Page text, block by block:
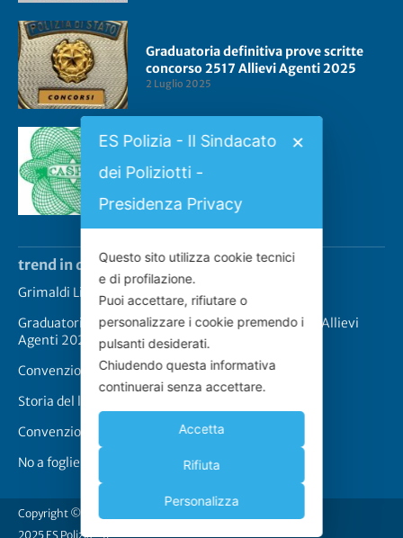
Graduatoria definitiva prove scritte
concorso 2517 Allievi Agenti 2025
2 Luglio 2025
Convenzione CASPIE 2023
2 Gennaio 2023
trend in questo momento
Grimaldi Lines – Rinnovo convenzione
Graduatoria definitiva prove scritte concorso 2517 Allievi
Agenti 2025
Convenzione CASPIE 2023
Storia del logo de “Lo Scudo”
Convenzione Cappellari-Lo Scudo
No a foglie di fico
Copyright © 2011-
2025 ES Polizia - Il
ES Polizia - Il Sindacato
dei Poliziotti -
Presidenza Privacy
✕
Questo sito utilizza cookie tecnici
e di profilazione.
Puoi accettare, rifiutare o
personalizzare i cookie premendo i
pulsanti desiderati.
Chiudendo questa informativa
continuerai senza accettare.
Accetta
Rifiuta
Personalizza